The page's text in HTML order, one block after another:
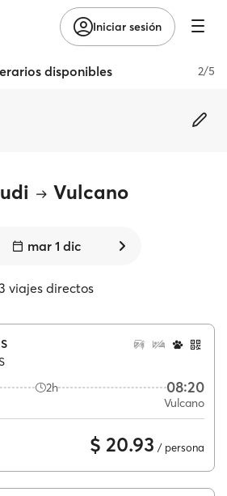
Iniciar sesión
disponibles 2/5
Vulcano
mar 1 dic
viajes directos
2h 08:20
Vulcano
$ 20.93 / persona